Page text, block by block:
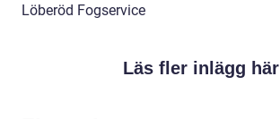
Löberöd Fogservice
Läs fler inlägg här